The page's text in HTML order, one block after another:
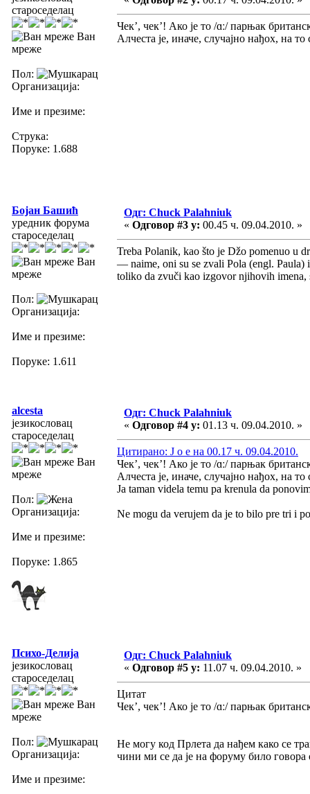
староседелац
Ван
мреже
Пол:
Организација:
Име и презиме:
Струка:
Поруке: 1.688
Чек’, чек’! Ако је то /ɑː/ парњак
Алчеста је, иначе, случајно нађох, на
Бојан Башић
уредник форума
староседелац
Ван
мреже
Пол:
Организација:
Име и презиме:
Поруке: 1.611
Одг: Chuck Palahniuk
« Одговор #3 у: 00.45 ч. 09.04.2010. »
Treba Polanik, kao što je Džo pomenuo u
— naime, oni su se zvali Pola (engl.
toliko da zvuči kao izgovor njihovih imena,
alcesta
језикословац
староседелац
Ван
мреже
Пол:
Организација:
Име и презиме:
Поруке: 1.865
Одг: Chuck Palahniuk
« Одговор #4 у: 01.13 ч. 09.04.2010. »
Цитирано: J o e на 00.17 ч. 09.04.2010.
Чек’, чек’! Ако је то /ɑː/ парњак
Алчеста је, иначе, случајно нађох, на
Ja taman videla temu pa krenula da
Ne mogu da verujem da je to bilo pre tri i
Психо-Делија
језикословац
староседелац
Ван
мреже
Пол:
Организација:
Име и презиме:
Одг: Chuck Palahniuk
« Одговор #5 у: 11.07 ч. 09.04.2010. »
Цитат
Чек’, чек’! Ако је то /ɑː/ парњак
Не могу код Прлета да нађем како се
чини ми се да је на форуму било говора